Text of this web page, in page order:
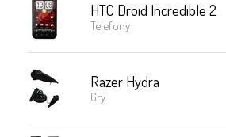
HTC Droid Incredible 2
Telefony
Razer Hydra
Gry